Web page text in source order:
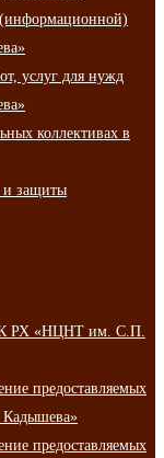
(информационной)
услуг для нужд
коллективах в
и защиты
РХ «НЦНТ им. С.П.
предоставляемых
предоставляемых